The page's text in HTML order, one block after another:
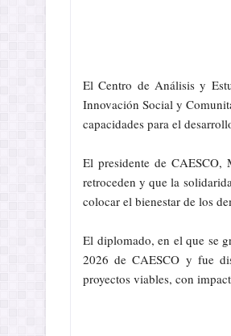
El Centro de Análisis y
Innovación Social y
capacidades para el
El presidente de CAESCO,
retroceden y que la
colocar el bienestar de los
El diplomado, en el que se
2026 de CAESCO y fue
proyectos viables, con